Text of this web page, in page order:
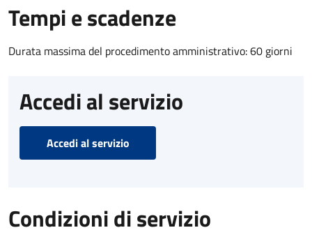
Tempi e scadenze
Durata massima del procedimento amministrativo: 60 giorni
Accedi al servizio
Accedi al servizio
Condizioni di servizio